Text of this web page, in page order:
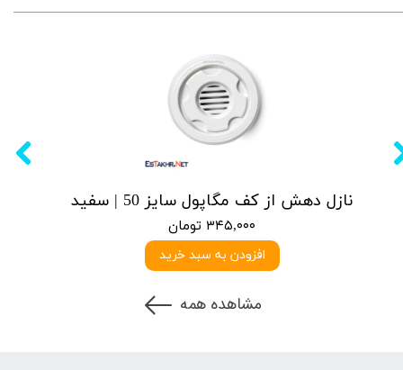
نازل دهش از کف مگاپول سایز 50 | سفید
۳۴۵,۰۰۰ تومان
افزودن به سبد خرید
مشاهده همه